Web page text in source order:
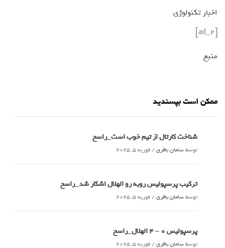
اخبار تکنولوژی
[ad_2]
منبع
ممکن است بپسندید
شناخت کارتال از تیم خوب است_راسخ
توسطسامان باقری / فوریه 5, 2025
ترکیب پرسپولیس روبه رو الهلال اشکار شد_راسخ
توسطسامان باقری / فوریه 5, 2025
پرسپولیس 0 – ۴ الهلال_راسخ
توسطسامان باقری / فوریه 5, 2025